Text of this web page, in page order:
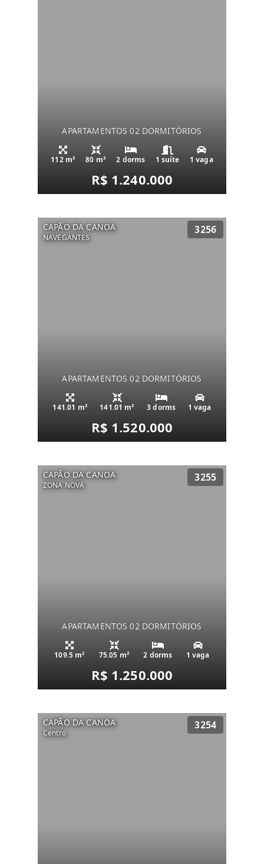
APARTAMENTOS 02 DORMITÓRIOS
112 m² 80 m² 2 dorms 1 suíte 1 vaga
R$ 1.240.000
CAPÃO DA CANOA
NAVEGANTES
3256
APARTAMENTOS 02 DORMITÓRIOS
141.01 m² 141.01 m² 3 dorms 1 vaga
R$ 1.520.000
CAPÃO DA CANOA
ZONA NOVA
3255
APARTAMENTOS 02 DORMITÓRIOS
109.5 m² 75.05 m² 2 dorms 1 vaga
R$ 1.250.000
CAPÃO DA CANOA
Centro
3254